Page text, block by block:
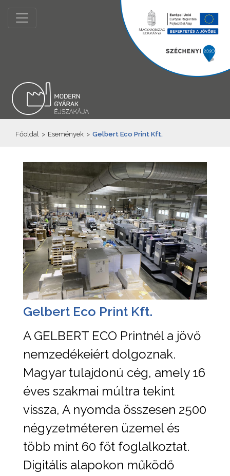
Főoldal > Események > Gelbert Eco Print Kft.
Gelbert Eco Print Kft.
A GELBERT ECO Printnél a jövő
nemzedékeiért dolgoznak.
Magyar tulajdonú cég, amely 16
éves szakmai múltra tekint
vissza, A nyomda összesen 2500
négyzetméteren üzemel és
több mint 60 főt foglalkoztat.
Digitális alapokon működő